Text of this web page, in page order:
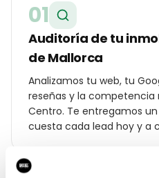
01
Auditoría de tu
de Mallorca
Analizamos tu web, tu
reseñas y la competencia
Centro. Te entregamos
cuesta cada lead hoy y a